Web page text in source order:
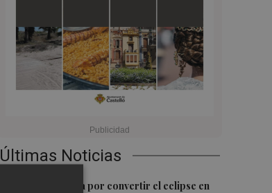
Últimas Noticias
Castelló apuesta por convertir el eclipse en